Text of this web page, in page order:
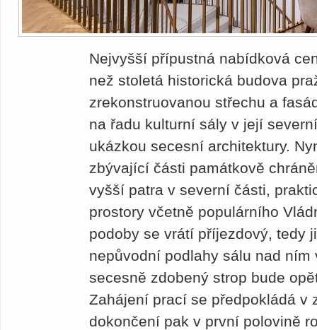
Nejvyšší přípustná nabídková
než stoletá historická budova
zrekonstruovanou střechu a
na řadu kulturní sály v její
ukázkou secesní architektury.
zbývající části památkově
vyšší patra v severní části,
prostory včetně populárního
podoby se vrátí příjezdový, tedy
nepůvodní podlahy sálu nad
secesně zdobený strop bude
Zahájení prací se předpokládá v
dokončení pak v první polovině